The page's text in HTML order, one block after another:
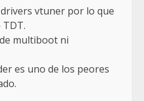
vtuner por lo que
multiboot ni
es uno de los peores